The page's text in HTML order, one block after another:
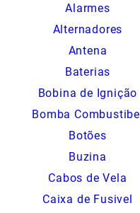
Alarmes
Alternadores
Antena
Baterias
Bobina de Ignição
Bomba Combustibel
Botões
Buzina
Cabos de Vela
Caixa de Fusivel